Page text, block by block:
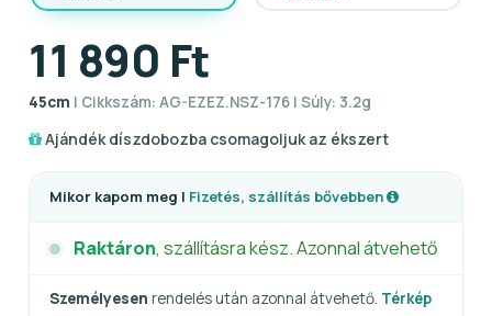
11 890 Ft
45cm | Cikkszám: AG-EZEZ.NSZ-176 | Súly: 3.2g
Ajándék díszdobozba csomagoljuk az ékszert
Mikor kapom meg | Fizetés, szállítás bővebben
Raktáron, szállításra kész. Azonnal átvehető
Személyesen rendelés után azonnal átvehető. Térkép